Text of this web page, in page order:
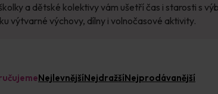
a dětské kolektivy vám ušetří čas i starosti s
výtvarné výchovy, dílny i volnočasové aktivity.
NejlevnějšíNejdražšíNejprodávanější